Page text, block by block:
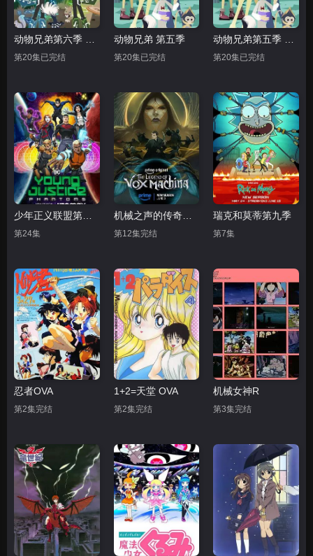
动物兄弟第六季 中文配音
第20集已完结
动物兄弟 第五季
第20集已完结
动物兄弟第五季 中文配音
第20集已完结
第24集
机械之声的传奇第四季
第12集完结
瑞克和莫蒂第九季
第7集
忍者OVA
第2集完结
1+2=天堂 OVA
第2集完结
机械女神R
第3集完结